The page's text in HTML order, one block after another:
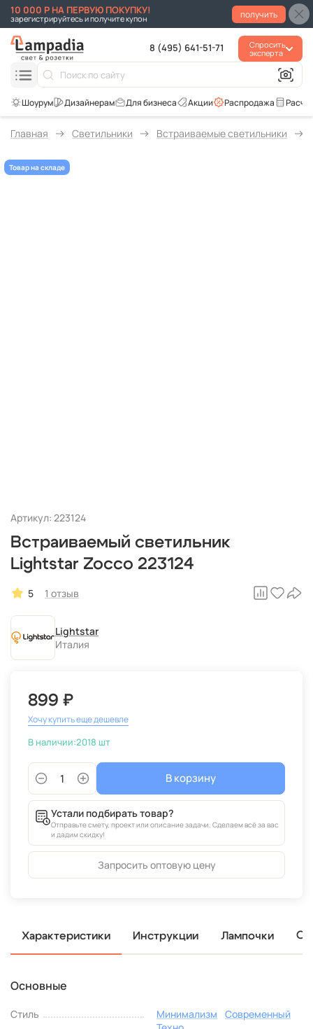
10 000 Р НА ПЕРВУЮ ПОКУПКУ!
зарегистрируйтесь и получите купон получить
8 (495) 641-51-71
Спросить
эксперта
Распродажа
Акции
Для бизнеса
Главная Светильники Встраиваемые светильники
Товар на складе
Артикул: 223124
Встраиваемый светильник
Lightstar Zocco 223124
5 1 отзыв
Lightstar
Италия
899 ₽
Хочу купить еще дешевле
В наличии:2018 шт
В корзину
Устали подбирать товар?
Отправьте смету, проект или описание задачи. Сделаем всё за вас
и дадим скидку!
Запросить оптовую цену
Характеристики Инструкции Лампочки
Основные
Стиль Минимализм
Современный